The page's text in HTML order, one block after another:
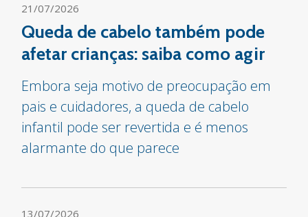
21/07/2026
Queda de cabelo também pode
afetar crianças: saiba como agir
Embora seja motivo de preocupação em
pais e cuidadores, a queda de cabelo
infantil pode ser revertida e é menos
alarmante do que parece
13/07/2026